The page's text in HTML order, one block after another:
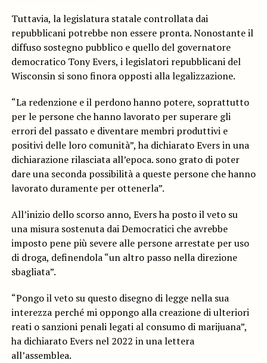
Tuttavia, la legislatura statale controllata dai
repubblicani potrebbe non essere pronta. Nonostante il
diffuso sostegno pubblico e quello del governatore
democratico Tony Evers, i legislatori repubblicani del
Wisconsin si sono finora opposti alla legalizzazione.
“La redenzione e il perdono hanno potere, soprattutto
per le persone che hanno lavorato per superare gli
errori del passato e diventare membri produttivi e
positivi delle loro comunità”, ha dichiarato Evers in una
dichiarazione rilasciata all’epoca. sono grato di poter
dare una seconda possibilità a queste persone che hanno
lavorato duramente per ottenerla”.
All’inizio dello scorso anno, Evers ha posto il veto su
una misura sostenuta dai Democratici che avrebbe
imposto pene più severe alle persone arrestate per uso
di droga, definendola “un altro passo nella direzione
sbagliata”.
“Pongo il veto su questo disegno di legge nella sua
interezza perché mi oppongo alla creazione di ulteriori
reati o sanzioni penali legati al consumo di marijuana”,
ha dichiarato Evers nel 2022 in una lettera
all’assemblea.